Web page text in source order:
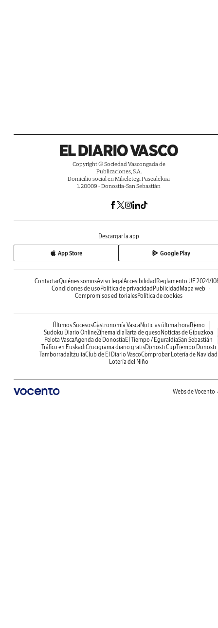
Copyright © Sociedad Vascongada de
Publicaciones, S.A.
Domicilio social en Mikeletegi Pasealekua
1. 20009 - Donostia-San Sebastián
Descargar la app
App Store Google Play
ContactarQuiénes somosAviso legal Accesibilidad Reglamento UE 2024/
Condiciones de uso Política de privacidad Publicidad Mapa web
Compromisos editorialesPolítica de cookies
Últimos SucesosGastronomía Vasca Noticias última hora Remo
Sudoku Diario OnlineZinemaldiaTarta de queso Noticias de Gipuzkoa
Pelota VascaAgenda de Donostia El Tiempo / EguraldiaSan Sebastián
Tráfico en EuskadiCrucigrama diario gratisDonosti CupTiempo Donosti
TamborradaItzuliaClub de El Diario VascoComprobar Lotería de Navidad
Lotería del Niño
Webs de Vocento